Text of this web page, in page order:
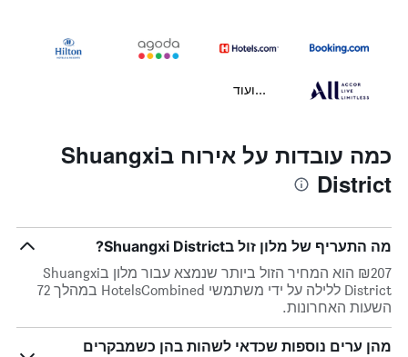
...ועוד
כמה עובדות על אירוח בShuangxi
District
מה התעריף של מלון זול בShuangxi District?
₪207 הוא המחיר הזול ביותר שנמצא עבור מלון בShuangxi
District ללילה על ידי משתמשי HotelsCombined במהלך 72
השעות האחרונות.
מהן ערים נוספות שכדאי לשהות בהן כשמבקרים